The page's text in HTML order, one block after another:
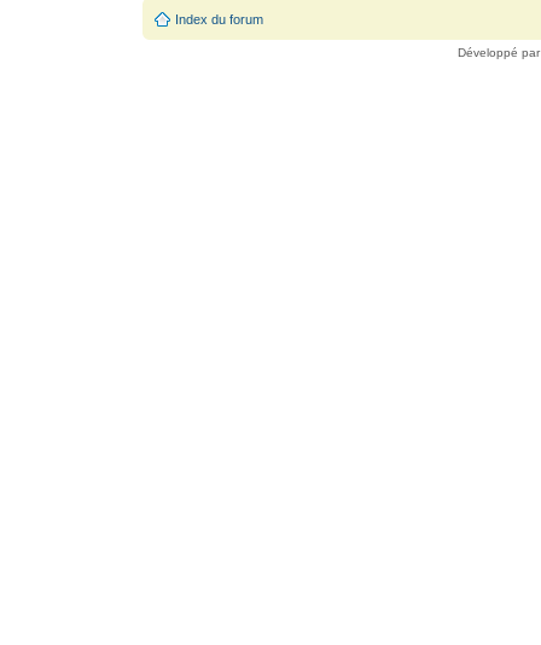
Index du forum
Développé